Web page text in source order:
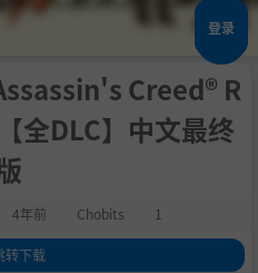
登录
Creed® R
DLC】中文最终
4年前 Chobits 1
转下载